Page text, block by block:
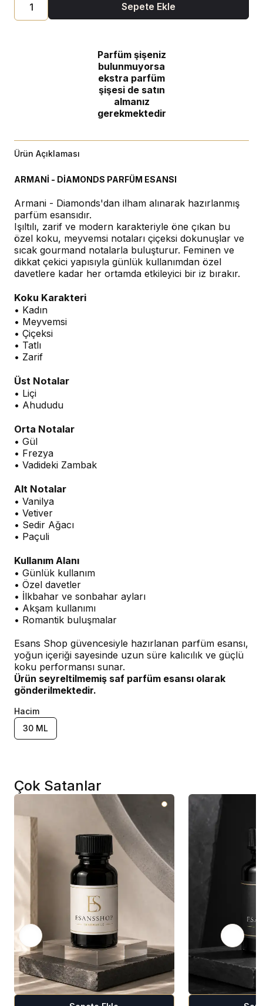
Sepete Ekle
Parfüm şişeniz
bulunmuyorsa
ekstra parfüm
şişesi de satın
almanız
gerekmektedir
Ürün Açıklaması
ARMANİ - DİAMONDS PARFÜM ESANSI
Armani - Diamonds'dan ilham alınarak hazırlanmış
parfüm esansıdır.
Işıltılı, zarif ve modern karakteriyle öne çıkan bu
özel koku, meyvemsi notaları çiçeksi dokunuşlar ve
sıcak gourmand notalarla buluşturur. Feminen ve
dikkat çekici yapısıyla günlük kullanımdan özel
davetlere kadar her ortamda etkileyici bir iz bırakır.
Koku Karakteri
• Kadın
• Meyvemsi
• Çiçeksi
• Tatlı
• Zarif
Üst Notalar
• Liçi
• Ahududu
Orta Notalar
• Gül
• Frezya
• Vadideki Zambak
Alt Notalar
• Vanilya
• Vetiver
• Sedir Ağacı
• Paçuli
Kullanım Alanı
• Günlük kullanım
• Özel davetler
• İlkbahar ve sonbahar ayları
• Akşam kullanımı
• Romantik buluşmalar
Esans Shop güvencesiyle hazırlanan parfüm esansı,
yoğun içeriği sayesinde uzun süre kalıcılık ve güçlü
koku performansı sunar.
Ürün seyreltilmemiş saf parfüm esansı olarak
gönderilmektedir.
Hacim
30 ML
Çok Satanlar